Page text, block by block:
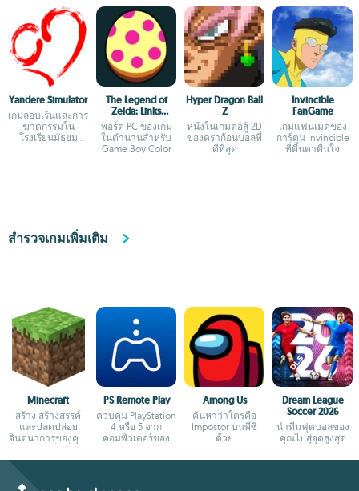
Yandere Simulator
เกมลอบเร้นและการ
ฆาตกรรมใน
โรงเรียนมัธยม
The Legend of
Zelda: Links
Awakening DX HD
พอร์ต PC ของเกม
ในตำนานสำหรับ
Game Boy Color
Hyper Dragon Ball
Z
หนึ่งในเกมต่อสู้ 2D
ของดราก้อนบอลที่
ดีที่สุด
Invincible
FanGame
เกมแฟนเมดของ
การ์ตูน Invincible
ที่ตื่นตาตื่นใจ
สำรวจเกมเพิ่มเติม
Minecraft
สร้าง สร้างสรรค์
และปลดปล่อย
จินตนาการของคุณ
PS Remote Play
ควบคุม PlayStation
4 หรือ 5 จาก
คอมพิวเตอร์ของ
Among Us
ค้นหาว่าใครคือ
Impostor บนพีซี
ด้วย
Dream League
Soccer 2026
นำทีมฟุตบอลของ
คุณไปสู่จุดสูงสุด